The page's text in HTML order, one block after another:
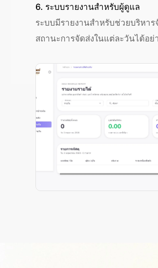
6. ระบบรายงานสำหรับผู้ดูแล
ระบบมีรายงานสำหรับช่วยบริหา
สถานะการจัดส่งในแต่ละวันได้อ